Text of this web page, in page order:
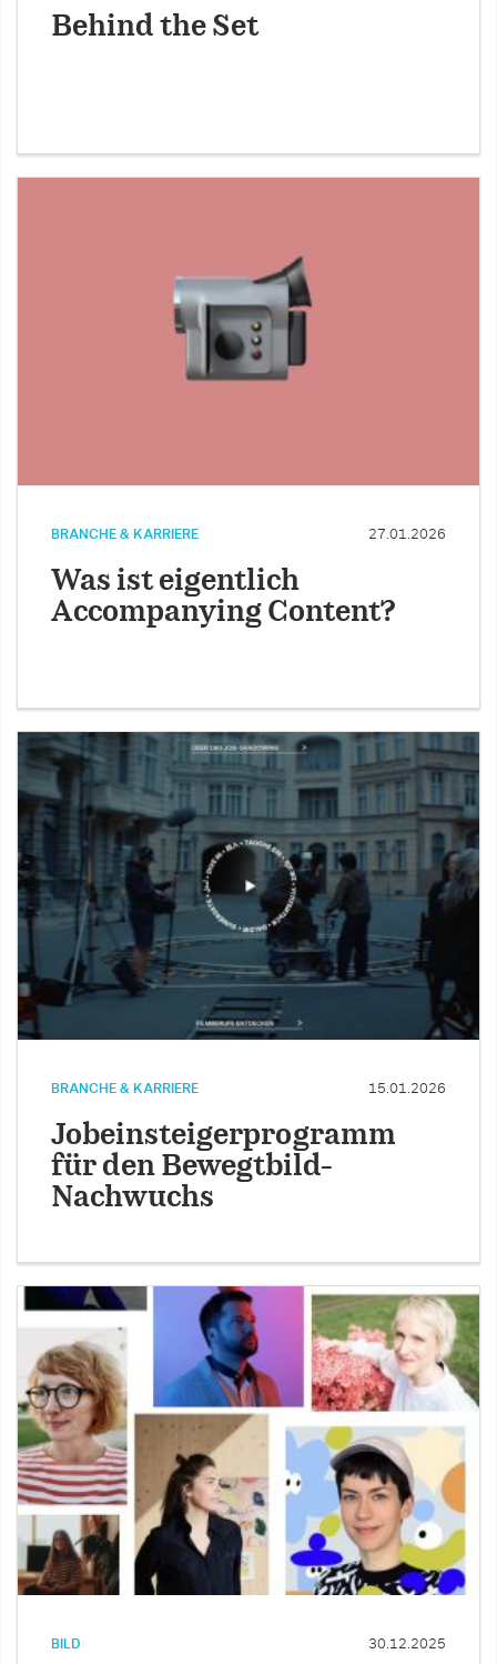
Behind the Set
BRANCHE & KARRIERE 27.01.2026
Was ist eigentlich
Accompanying Content?
BRANCHE & KARRIERE 15.01.2026
Jobeinsteigerprogramm
für den Bewegtbild-
Nachwuchs
BILD 30.12.2025